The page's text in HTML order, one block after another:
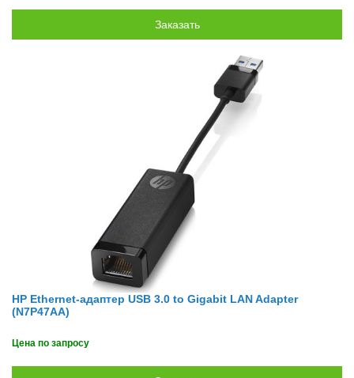
HP Ethernet-адаптер USB 3.0 to Gigabit LAN Adapter
(N7P47AA)
Цена по запросу